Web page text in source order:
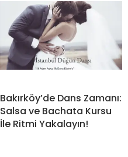
Bakırköy’de Dans Zamanı:
Salsa ve Bachata Kursu
İle Ritmi Yakalayın!